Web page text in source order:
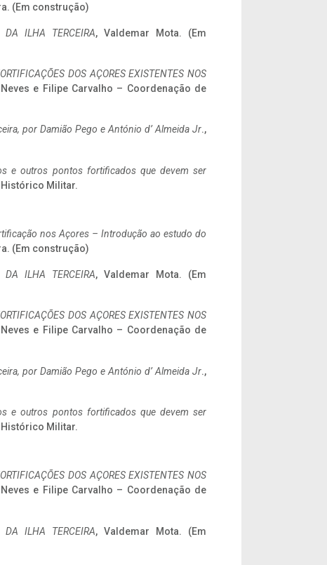
(Em construção)
DA ILHA TERCEIRA, Valdemar Mota. (Em
DOS AÇORES EXISTENTES NOS
e Filipe Carvalho – Coordenação de
por Damião Pego e António d’ Almeida Jr.,
e outros pontos fortificados que devem ser
Militar.
nos Açores – Introdução ao estudo do
(Em construção)
DA ILHA TERCEIRA, Valdemar Mota. (Em
DOS AÇORES EXISTENTES NOS
e Filipe Carvalho – Coordenação de
por Damião Pego e António d’ Almeida Jr.,
e outros pontos fortificados que devem ser
Militar.
DOS AÇORES EXISTENTES NOS
e Filipe Carvalho – Coordenação de
DA ILHA TERCEIRA, Valdemar Mota. (Em